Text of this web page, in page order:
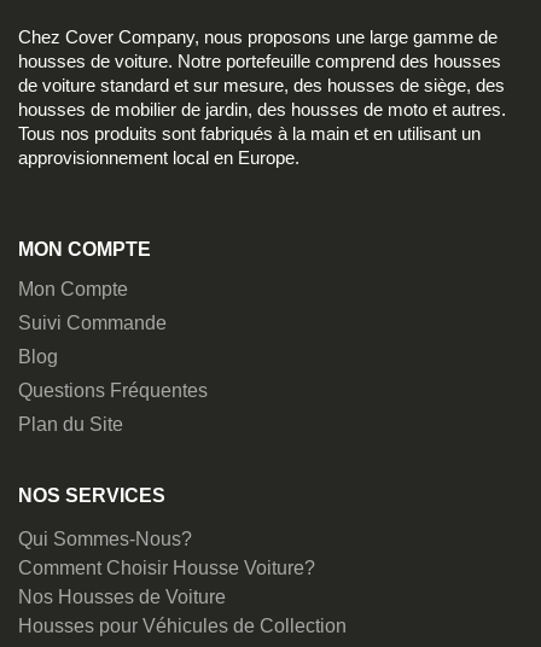
Chez Cover Company, nous proposons une large gamme de
housses de voiture. Notre portefeuille comprend des housses
de voiture standard et sur mesure, des housses de siège, des
housses de mobilier de jardin, des housses de moto et autres.
Tous nos produits sont fabriqués à la main et en utilisant un
approvisionnement local en Europe.
MON COMPTE
Mon Compte
Suivi Commande
Blog
Questions Fréquentes
Plan du Site
NOS SERVICES
Qui Sommes-Nous?
Comment Choisir Housse Voiture?
Nos Housses de Voiture
Housses pour Véhicules de Collection